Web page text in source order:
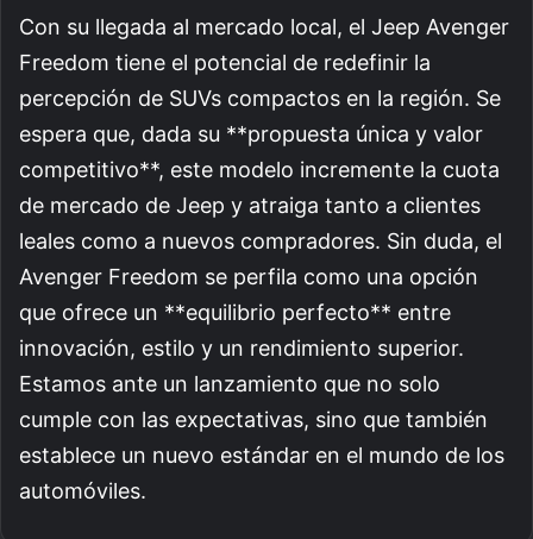
Con su llegada al mercado local, el Jeep Avenger
Freedom tiene el potencial de redefinir la
percepción de SUVs compactos en la región. Se
espera que, dada su **propuesta única y valor
competitivo**, este modelo incremente la cuota
de mercado de Jeep y atraiga tanto a clientes
leales como a nuevos compradores. Sin duda, el
Avenger Freedom se perfila como una opción
que ofrece un **equilibrio perfecto** entre
innovación, estilo y un rendimiento superior.
Estamos ante un lanzamiento que no solo
cumple con las expectativas, sino que también
establece un nuevo estándar en el mundo de los
automóviles.